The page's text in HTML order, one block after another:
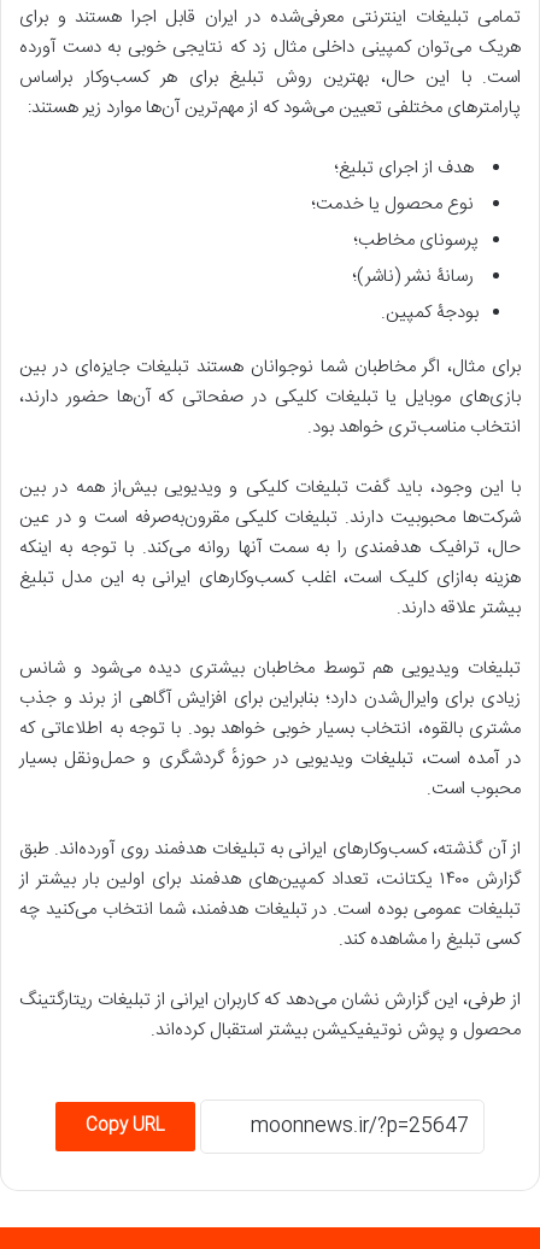
تمامی تبلیغات اینترنتی معرفی‌شده در ایران قابل‌ اجرا هستند و برای
هریک می‌توان کمپینی داخلی مثال زد که نتایجی خوبی به دست آورده
است. با این حال، بهترین روش‌ تبلیغ برای هر کسب‌وکار براساس
پارامترهای مختلفی تعیین می‌شود که از مهم‌ترین آن‌ها موارد زیر هستند:
هدف از اجرای تبلیغ؛
نوع محصول یا خدمت؛
پرسونای مخاطب؛
رسانۀ نشر (ناشر)؛
بودجۀ کمپین.
برای مثال، اگر مخاطبان شما نوجوانان هستند تبلیغات جایزه‌ای در بین
بازی‌های موبایل یا تبلیغات کلیکی در صفحاتی که آن‌ها حضور دارند،
انتخاب مناسب‌تری خواهد بود.
با این وجود، باید گفت تبلیغات کلیکی و ویدیویی بیش‌از همه در بین
شرکت‌ها محبوبیت دارند. تبلیغات کلیکی مقرون‌به‌صرفه است و در عین
حال، ترافیک هدفمندی را به سمت آن‎ها روانه می‌کند. با توجه به اینکه
هزینه به‌ازای کلیک است، اغلب کسب‌وکارهای ایرانی به این مدل تبلیغ
بیشتر علاقه دارند.
تبلیغات ویدیویی هم توسط مخاطبان بیشتری دیده می‌شود و شانس
زیادی برای وایرال‌شدن دارد؛ بنابراین برای افزایش آگاهی از برند و جذب
مشتری بالقوه، انتخاب بسیار خوبی خواهد بود. با توجه به اطلاعاتی که
در آمده است، تبلیغات ویدیویی در حوزهٔ گردشگری و حمل‌ونقل بسیار
محبوب است.
از آن گذشته، کسب‌وکارهای ایرانی به تبلیغات هدفمند روی‌ آورده‌اند. طبق
گزارش ۱۴۰۰ یکتانت، تعداد کمپین‌های هدفمند برای اولین بار بیشتر از
تبلیغات عمومی بوده است. در تبلیغات هدفمند، شما انتخاب می‌کنید چه
کسی تبلیغ را مشاهده کند.
از طرفی، این گزارش نشان می‌دهد که کاربران ایرانی از تبلیغات ریتارگتینگ
محصول و پوش نوتیفیکیشن بیشتر استقبال کرده‌اند.
Copy URL